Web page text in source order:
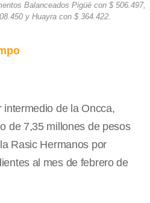
Balanceados Pigüé con $ 506.497,
y Huayra con $ 364.422.
intermedio de la Oncca,
de 7,35 millones de pesos
Rasic Hermanos por
al mes de febrero de